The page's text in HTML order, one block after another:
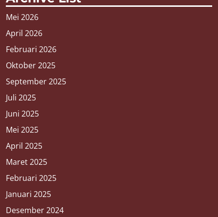
Mei 2026
April 2026
Februari 2026
Oktober 2025
September 2025
Juli 2025
Juni 2025
Mei 2025
April 2025
Maret 2025
Februari 2025
Januari 2025
Desember 2024